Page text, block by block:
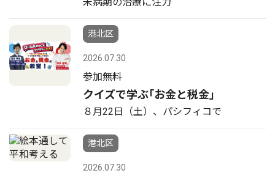
港北区
2026.07.30
参加無料
クイズで学ぶ｢お金と税金｣
８月22日（土）、パシフィコで
港北区
2026.07.30